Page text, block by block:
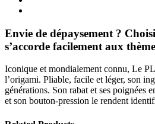
Envie de dépaysement ?
s’accorde facilement aux
Iconique et mondialement connu, Le
l’origami. Pliable, facile et léger, son
générations. Son rabat et ses poignées
et son bouton-pression le rendent